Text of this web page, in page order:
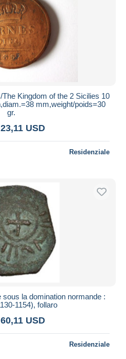
Kingdom of the 2 Sicilies 10
mm,weight/poids=30
gr.
USD
Residenziale
la domination normande :
1154), follaro
USD
Residenziale